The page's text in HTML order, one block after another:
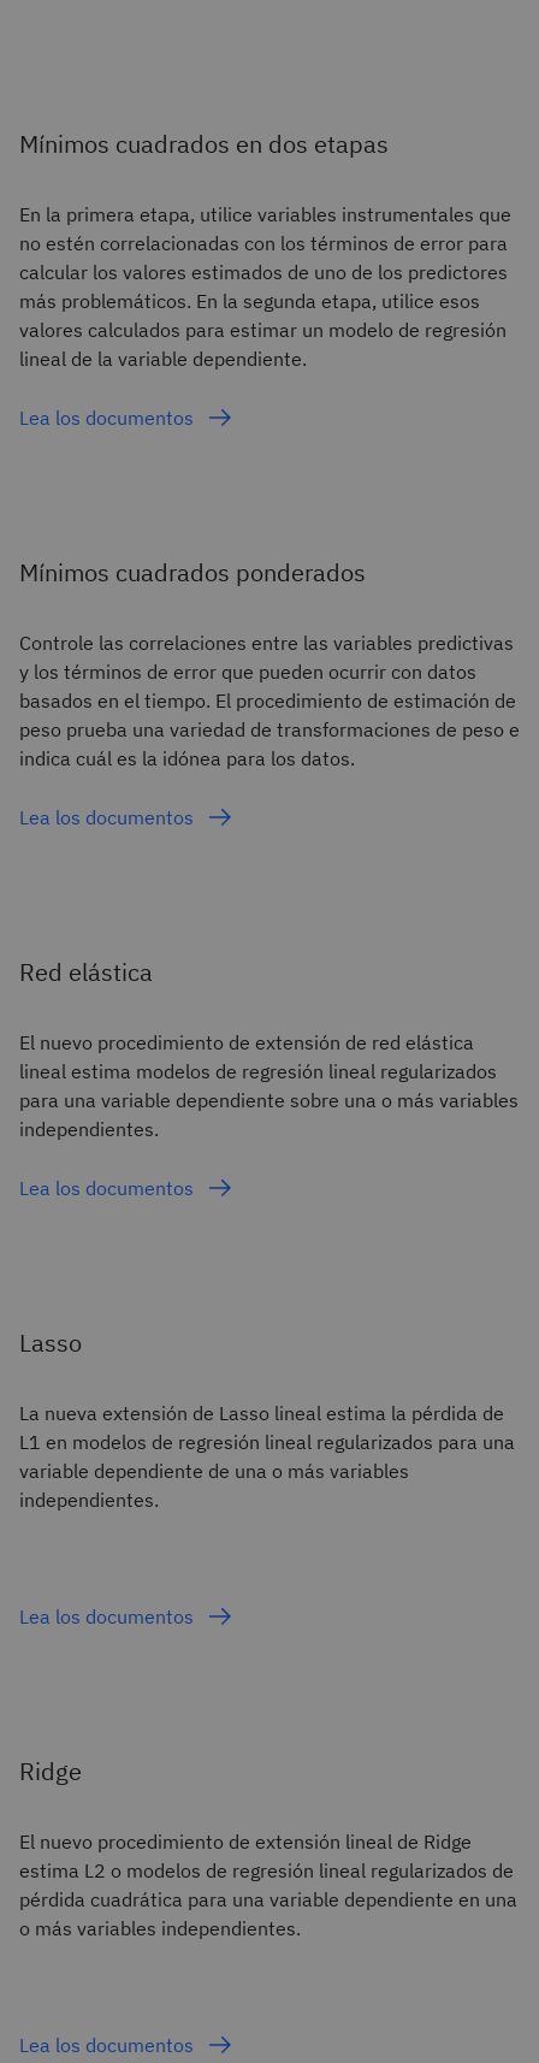
Mínimos cuadrados en dos etapas
En la primera etapa, utilice variables instrumentales que
no estén correlacionadas con los términos de error para
calcular los valores estimados de uno de los predictores
más problemáticos. En la segunda etapa, utilice esos
valores calculados para estimar un modelo de regresión
lineal de la variable dependiente.
Lea los documentos
Mínimos cuadrados ponderados
Controle las correlaciones entre las variables predictivas
y los términos de error que pueden ocurrir con datos
basados en el tiempo. El procedimiento de estimación de
peso prueba una variedad de transformaciones de peso e
indica cuál es la idónea para los datos.
Lea los documentos
Red elástica
El nuevo procedimiento de extensión de red elástica
lineal estima modelos de regresión lineal regularizados
para una variable dependiente sobre una o más variables
independientes.
Lea los documentos
Lasso
La nueva extensión de Lasso lineal estima la pérdida de
L1 en modelos de regresión lineal regularizados para una
variable dependiente de una o más variables
independientes.
Lea los documentos
Ridge
El nuevo procedimiento de extensión lineal de Ridge
estima L2 o modelos de regresión lineal regularizados de
pérdida cuadrática para una variable dependiente en una
o más variables independientes.
Lea los documentos